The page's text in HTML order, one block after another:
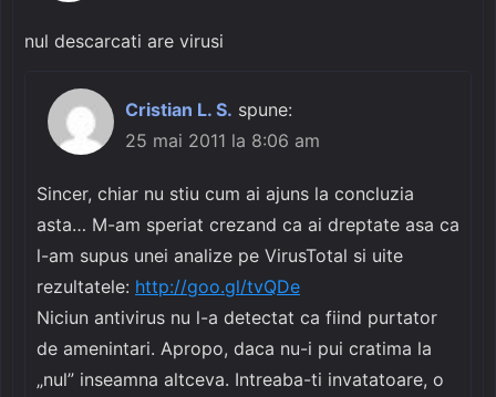
nul descarcati are virusi
Cristian L. S. spune:
25 mai 2011 la 8:06 am
Sincer, chiar nu stiu cum ai ajuns la concluzia
asta… M-am speriat crezand ca ai dreptate asa ca
l-am supus unei analize pe VirusTotal si uite
rezultatele: http://goo.gl/tvQDe
Niciun antivirus nu l-a detectat ca fiind purtator
de amenintari. Apropo, daca nu-i pui cratima la
„nul” inseamna altceva. Intreaba-ti invatatoare, o